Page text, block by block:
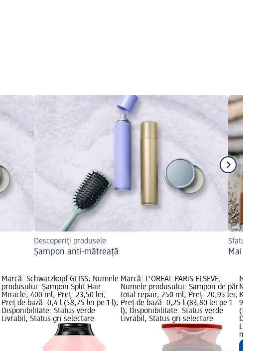
Descoperiți produsele
Șampon anti-mătreață
Sfaturi pentru
Mai puțin
Marcă: Schwarzkopf GLISS; Numele
produsului: Șampon Split Hair
Miracle, 400 ml; Preț: 23,50 lei;
Preț de bază: 0,4 l (58,75 lei pe 1 l);
Disponibilitate: Status verde
Livrabil, Status gri selectare
Marcă: L'ORÉAL PARiS ELSEVE;
Numele produsului: Şampon de păr
total repair, 250 ml; Preț: 20,95 lei;
Preț de bază: 0,25 l (83,80 lei pe 1
l); Disponibilitate: Status verde
Livrabil, Status gri selectare
Marcă:
Numele
Keratin
9,95 lei;
(39,80 lei
Livrabil,
magazin